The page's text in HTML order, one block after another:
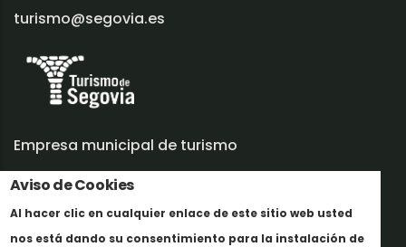
Aviso de Cookies
Al hacer clic en cualquier enlace de este sitio web usted
nos está dando su consentimiento para la instalación de
turismo@segovia.es
Empresa municipal de turismo
Trabaja con nosotros
Informes y documentación